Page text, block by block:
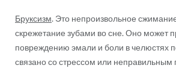
Бруксизм. Это непроизвольное
скрежетание зубами во сне. Оно может
повреждению эмали и боли в челюстях
связано со стрессом или неправильным